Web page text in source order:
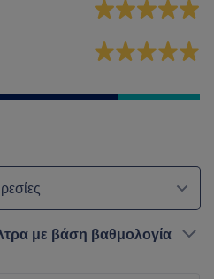
με βάση βαθμολογία